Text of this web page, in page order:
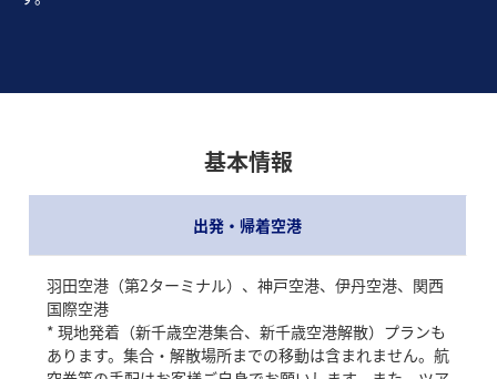
基本情報
出発・帰着空港
羽田空港（第2ターミナル）、神戸空港、伊丹空港、関西
国際空港
* 現地発着（新千歳空港集合、新千歳空港解散）プランも
あります。集合・解散場所までの移動は含まれません。航